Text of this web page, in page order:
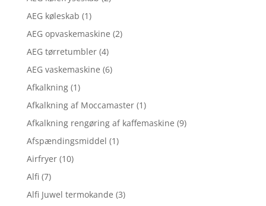
AEG køleskab (1)
AEG opvaskemaskine (2)
AEG tørretumbler (4)
AEG vaskemaskine (6)
Afkalkning (1)
Afkalkning af Moccamaster (1)
Afkalkning rengøring af kaffemaskine (9)
Afspændingsmiddel (1)
Airfryer (10)
Alfi (7)
Alfi Juwel termokande (3)